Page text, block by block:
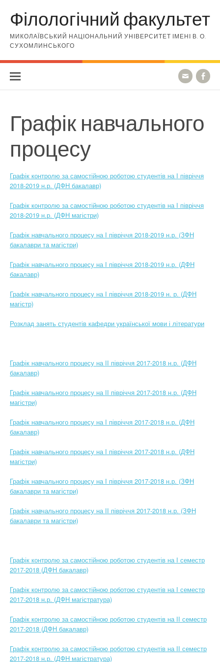
Філологічний факультет
МИКОЛАЇВСЬКИЙ НАЦІОНАЛЬНИЙ УНІВЕРСИТЕТ ІМЕНІ В. О.
СУХОМЛИНСЬКОГО
Графік навчального
процесу
Графік контролю за самостійною роботою студентів на І півріччя
2018-2019 н.р. (ДФН бакалавр)
Графік контролю за самостійною роботою студентів на І півріччя
2018-2019 н.р. (ДФН магістри)
Графік навчального процесу на І півріччя 2018-2019 н.р. (ЗФН
бакалаври та магістри)
Графік навчального процесу на І півріччя 2018-2019 н.р. (ДФН
бакалавр)
Графiк навчального процесу на І півріччя 2018-2019 н. р. (ДФН
магістр)
Розклад занять студентів кафедри української мови і літератури
Графік навчального процесу на ІІ півріччя 2017-2018 н.р. (ДФН
бакалавр)
Графік навчального процесу на ІІ півріччя 2017-2018 н.р. (ДФН
магістри)
Графік навчального процесу на І півріччя 2017-2018 н.р. (ДФН
бакалавр)
Графік навчального процесу на І півріччя 2017-2018 н.р. (ДФН
магістри)
Графік навчального процесу на І півріччя 2017-2018 н.р. (ЗФН
бакалаври та магістри)
Графік навчального процесу на ІІ півріччя 2017-2018 н.р. (ЗФН
бакалаври та магістри)
Графік контролю за самостійною роботою студентів на І семестр
2017-2018 (ДФН бакалавр)
Графік контролю за самостійною роботою студентів на І семестр
2017-2018 н.р. (ДФН магістратура)
Графік контролю за самостійною роботою студентів на ІІ семестр
2017-2018 (ДФН бакалавр)
Графік контролю за самостійною роботою студентів на ІІ семестр
2017-2018 н.р. (ДФН магістратура)